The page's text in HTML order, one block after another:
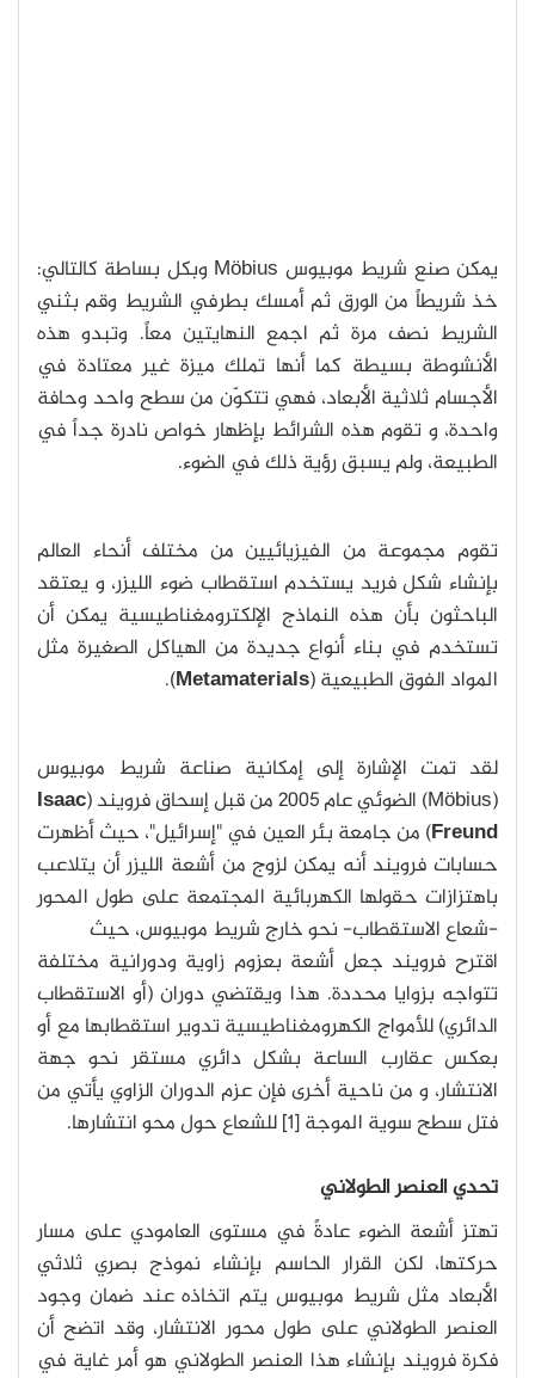
يمكن صنع شريط موبيوس Möbius وبكل بساطة كالتالي:
خذ شريطاً من الورق ثم أمسك بطرفي الشريط وقم بثني
الشريط نصف مرة ثم اجمع النهايتين معاً. وتبدو هذه
الأنشوطة بسيطة كما أنها تملك ميزة غير معتادة في
الأجسام ثلاثية الأبعاد، فهي تتكوّن من سطح واحد وحافة
واحدة، و تقوم هذه الشرائط بإظهار خواص نادرة جداً في
الطبيعة، ولم يسبق رؤية ذلك في الضوء.
تقوم مجموعة من الفيزيائيين من مختلف أنحاء العالم
بإنشاء شكل فريد يستخدم استقطاب ضوء الليزر، و يعتقد
الباحثون بأن هذه النماذج الإلكترومغناطيسية يمكن أن
تستخدم في بناء أنواع جديدة من الهياكل الصغيرة مثل
المواد الفوق الطبيعية (Metamaterials
).
لقد تمت الإشارة إلى إمكانية صناعة شريط موبيوس
(Möbius) الضوئي عام ٢٠٠٥ من قبل إسحاق فرويند (
Isaac
Freund) من جامعة بئر العين في "إسرائيل"، حيث أظهرت
حسابات فرويند أنه يمكن لزوج من أشعة الليزر أن يتلاعب
باهتزازات حقولها الكهربائية المجتمعة على طول المحور
-شعاع الاستقطاب- نحو خارج شريط موبيوس، حيث
اقترح فرويند جعل أشعة بعزوم زاوية ودورانية مختلفة
تتواجه بزوايا محددة. هذا ويقتضي دوران (أو الاستقطاب
الدائري) للأمواج الكهرومغناطيسية تدوير استقطابها مع أو
بعكس عقارب الساعة بشكل دائري مستقر نحو جهة
الانتشار، و من ناحية أخرى فإن عزم الدوران الزاوي يأتي من
فتل سطح سوية الموجة [1] للشعاع حول محو انتشارها.
تحدي العنصر الطولاني
تهتز أشعة الضوء عادةً في مستوى العامودي على مسار
حركتها، لكن القرار الحاسم بإنشاء نموذج بصري ثلاثي
الأبعاد مثل شريط موبيوس يتم اتخاذه عند ضمان وجود
العنصر الطولاني على طول محور الانتشار، وقد اتضح أن
فكرة فرويند بإنشاء هذا العنصر الطولاني هو أمر غاية في